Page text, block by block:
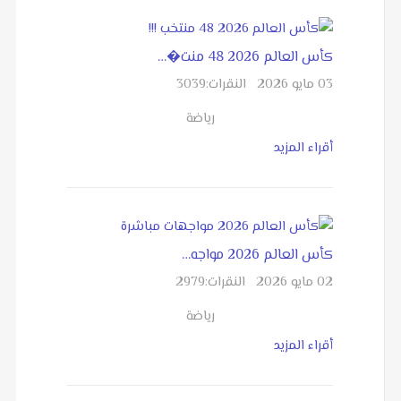
كأس العالم 2026 48 منت�…
03 مايو 2026 النقرات:3039
رياضة
أقراء المزيد
كأس العالم 2026 مواجه…
02 مايو 2026 النقرات:2979
رياضة
أقراء المزيد